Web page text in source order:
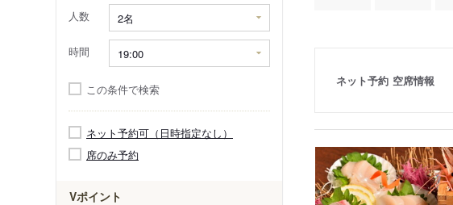
人数
時間
この条件で検索
ネット予約可（日時指定なし）
席のみ予約
Vポイント
ネット予約 空席情報